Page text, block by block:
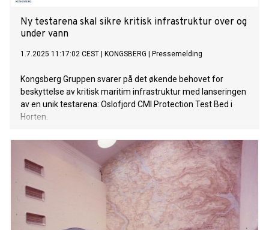
Ny testarena skal sikre kritisk infrastruktur over og
under vann
1.7.2025 11:17:02 CEST KONGSBERG Pressemelding
Kongsberg Gruppen svarer på det økende behovet for
beskyttelse av kritisk maritim infrastruktur med lanseringen
av en unik testarena: Oslofjord CMI Protection Test Bed i
Horten.